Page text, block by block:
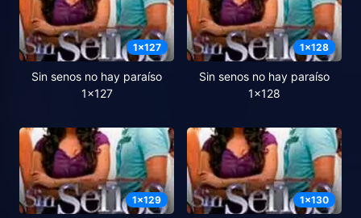
1x127
Sin senos no hay paraíso
1x127
1x128
Sin senos no hay paraíso
1x128
1x129 1x130